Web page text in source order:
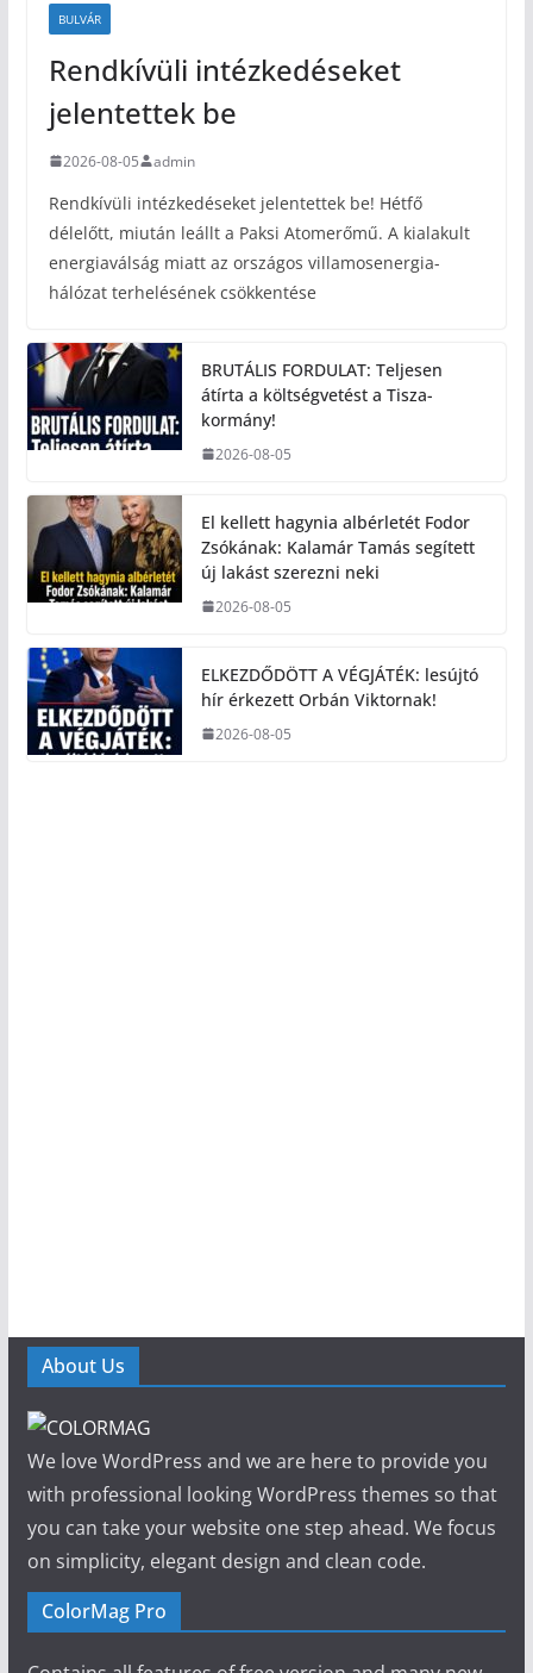
BULVÁR
Rendkívüli intézkedéseket
jelentettek be
2026-08-05 admin
Rendkívüli intézkedéseket jelentettek be! Hétfő
délelőtt, miután leállt a Paksi Atomerőmű. A kialakult
energiaválság miatt az országos villamosenergia-
hálózat terhelésének csökkentése
BRUTÁLIS FORDULAT: Teljesen
átírta a költségvetést a Tisza-
kormány!
2026-08-05
El kellett hagynia albérletét Fodor
Zsókának: Kalamár Tamás segített
új lakást szerezni neki
2026-08-05
ELKEZDŐDÖTT A VÉGJÁTÉK: lesújtó
hír érkezett Orbán Viktornak!
2026-08-05
About Us
We love WordPress and we are here to provide you
with professional looking WordPress themes so that
you can take your website one step ahead. We focus
on simplicity, elegant design and clean code.
ColorMag Pro